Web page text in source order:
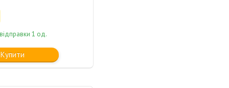
1 од.
Купити